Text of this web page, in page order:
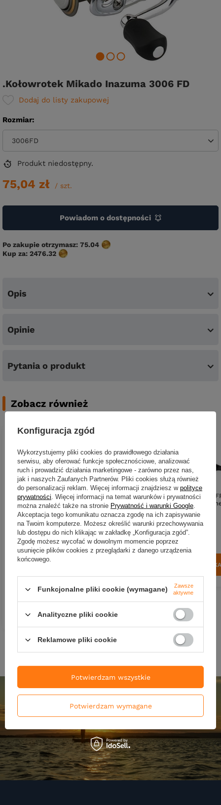
.Kołowrotek Mikado Inazuma 3006 FD
Dodaj do listy zakupowej
Rozmiar
3006FD
Produkt niedostępny
75,04 zł / szt.
Powiadom o dostępności
Po zakupie otrzymasz: 75.04
Kup za: 2476.32
Opis
Opinie
Pytania o produkt
Zobacz również
Kołowrotek Mikado Toxy MF
5006
Ilość produktów
Kołowrotek Mikado M-KA
Carp 8005 + żyłka
Carp 0,35mm 600m
360,26 zł
Kup za: 11888.58
DO
Konfiguracja zgód
Wykorzystujemy pliki cookies do prawidłowego działania
serwisu, aby oferować funkcje społecznościowe, analizować
ruch i prowadzić działania marketingowe - zarówno przez nas,
jak i naszych Zaufanych Partnerów. Pliki cookies służą również
do personalizacji reklam. Więcej informacji znajdziesz w polityce
prywatności . Więcej informacji na temat warunków i prywatności
można znaleźć także na stronie Prywatność i warunki Google
Akceptacja tego komunikatu oznacza zgodę na ich zapisywanie
na Twoim komputerze. Możesz określić warunki przechowywania
lub dostępu do nich klikając w zakładkę „Konfiguracja zgód”.
Zgodę możesz wycofać w dowolnym momencie poprzez
usunięcie plików cookies z przeglądarki z danego urządzenia
końcowego.
Funkcjonalne pliki cookie (wymagane)
Zawsze
aktywne
Analityczne pliki cookie
Reklamowe pliki cookie
Potwierdzam wymagane
Potwierdzam wszystkie